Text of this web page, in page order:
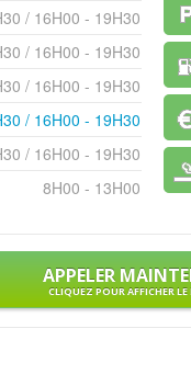
/ 16H00 - 19H30
/ 16H00 - 19H30
/ 16H00 - 19H30
/ 16H00 - 19H30
/ 16H00 - 19H30
8H00 - 13H00
APPELER
CLIQUEZ POUR AFFICHER